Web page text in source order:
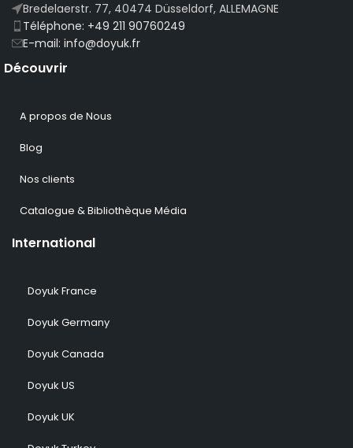
Bredelaerstr. 77, 40474 Düsseldorf, ALLEMAGNE
Téléphone: +49 211 90760249
E-mail: info@doyuk.fr
Découvrir
A propos de Nous
Blog
Nos clients
Catalogue & Bibliothèque Média
International
Doyuk France
Doyuk Germany
Doyuk Canada
Doyuk US
Doyuk UK